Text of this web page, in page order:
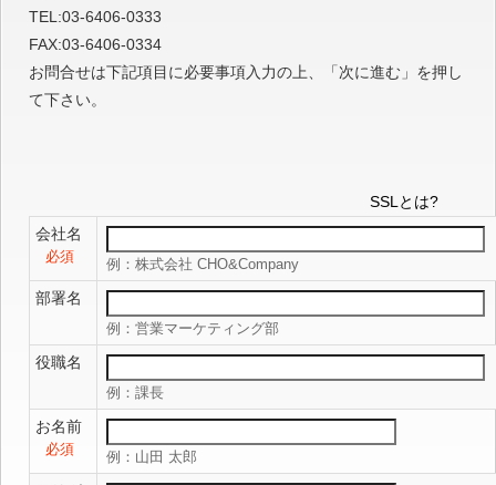
TEL:03-6406-0333
FAX:03-6406-0334
お問合せは下記項目に必要事項入力の上、「次に進む」を押し
て下さい。
SSLとは?
会社名
必須 例：株式会社 CHO&Company
部署名
例：営業マーケティング部
役職名
例：課長
お名前
必須 例：山田 太郎